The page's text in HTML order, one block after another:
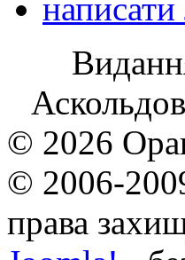
написати
© 2026
© 2006-
права